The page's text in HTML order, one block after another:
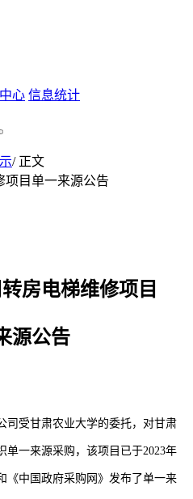
心 信息统计
/ 正文
项目单一来源公告
房电梯维修项目
源公告
司受甘肃农业大学的委托，对甘肃
单一来源采购，该项目已于2023年
《中国政府采购网》发布了单一来